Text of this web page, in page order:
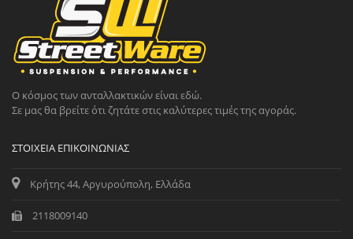
Ο κόσμος των ανταλλακτικών είναι εδώ.
Σε μας θα βρείτε ότι ζητάτε στις καλύτερες τιμές της αγοράς.
ΣΤΟΙΧΕΊΑ ΕΠΙΚΟΙΝΩΝΊΑΣ
Κρήτης 44, Αργυρούπολη, Ελλάδα
2118009140